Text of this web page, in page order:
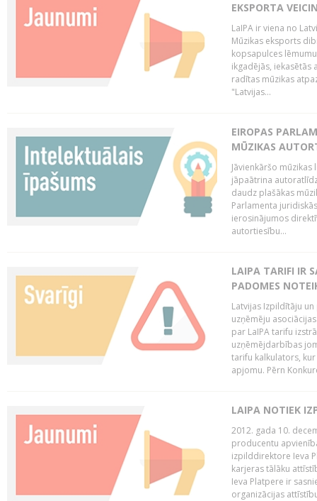
EKSPORTA
LaIPA ir viena no
Mūzikas eksports
kopsapulces
ikgadējās, iekasētās
radītas mūzikas
"Latvijas...
EIROPAS
MŪZIKAS
Jāvienkāršo
jāpaātrina
daudz plašākas
Parlamenta
ierosinājumos
autortiesību...
LAIPA TARIFI IR
PADOMES
Latvijas Izpildītāju
uzņēmēju
par LaIPA tarifu
uzņēmējdarbības
tarifu kalkulators,
apjomu. Pērn
LAIPA NOTIEK
2012. gada 10.
producentu
izpilddirektore Ieva
karjeras tālāku
Ieva Platpere ir
organizācijas